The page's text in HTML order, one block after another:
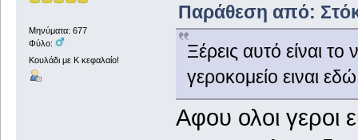
Μηνύματα: 677
Φύλο:
Κουλάδι με Κ κεφαλαίο!
Παράθεση από:
Ξέρεις αυτό είναι
γεροκομείο ειναι
Αφου ολοι γεροι